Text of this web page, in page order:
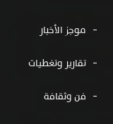
موجز الأخبار
تقارير وتغطيات
فن وثقافة